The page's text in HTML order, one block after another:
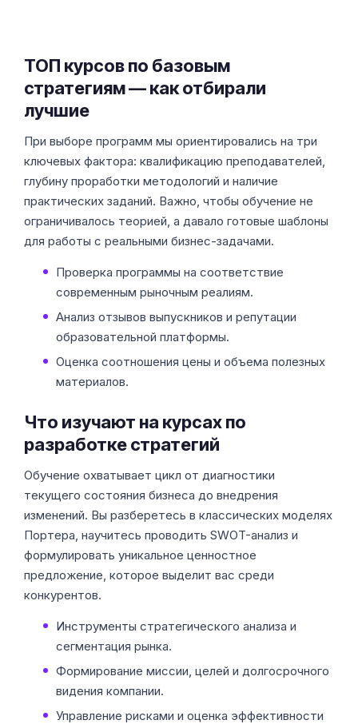
ТОП курсов по базовым
стратегиям — как отбирали
лучшие
При выборе программ мы ориентировались на три
ключевых фактора: квалификацию преподавателей,
глубину проработки методологий и наличие
практических заданий. Важно, чтобы обучение не
ограничивалось теорией, а давало готовые шаблоны
для работы с реальными бизнес-задачами.
Проверка программы на соответствие
современным рыночным реалиям.
Анализ отзывов выпускников и репутации
образовательной платформы.
Оценка соотношения цены и объема полезных
материалов.
Что изучают на курсах по
разработке стратегий
Обучение охватывает цикл от диагностики
текущего состояния бизнеса до внедрения
изменений. Вы разберетесь в классических моделях
Портера, научитесь проводить SWOT-анализ и
формулировать уникальное ценностное
предложение, которое выделит вас среди
конкурентов.
Инструменты стратегического анализа и
сегментация рынка.
Формирование миссии, целей и долгосрочного
видения компании.
Управление рисками и оценка эффективности